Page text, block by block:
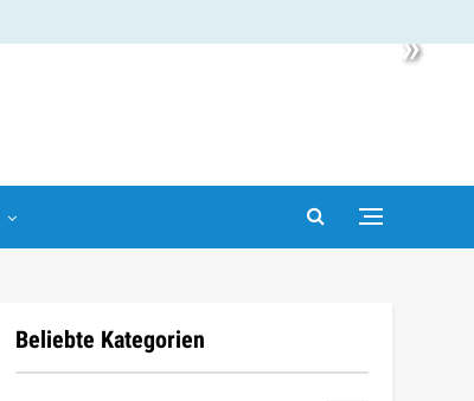
»
Beliebte Kategorien